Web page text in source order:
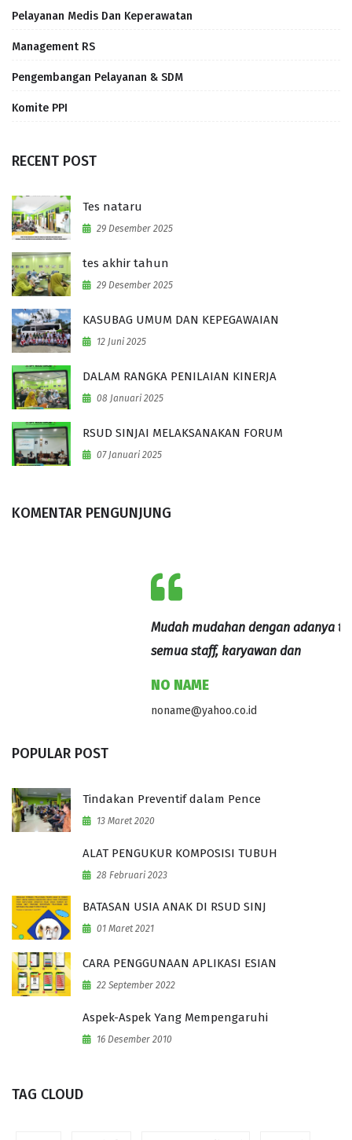
Pelayanan Medis Dan Keperawatan
Management RS
Pengembangan Pelayanan & SDM
Komite PPI
RECENT POST
Tes nataru
29 Desember 2025
tes akhir tahun
29 Desember 2025
KASUBAG UMUM DAN KEPEGAWAIAN
12 Juni 2025
DALAM RANGKA PENILAIAN KINERJA
08 Januari 2025
RSUD SINJAI MELAKSANAKAN FORUM
07 Januari 2025
KOMENTAR PENGUNJUNG
Mudah mudahan dengan adanya training motivasi ini,
semua staff, karyawan dan
POPULAR POST
Tindakan Preventif dalam Pence
13 Maret 2020
ALAT PENGUKUR KOMPOSISI TUBUH
28 Februari 2023
BATASAN USIA ANAK DI RSUD SINJ
01 Maret 2021
CARA PENGGUNAAN APLIKASI ESIAN
22 September 2022
Aspek-Aspek Yang Mempengaruhi
16 Desember 2010
TAG CLOUD